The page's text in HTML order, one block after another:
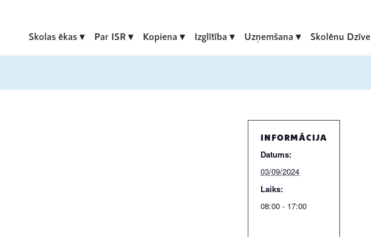
Skolas ēkas Par ISR Kopiena Izglītība Uzņemšana Skolēnu Dzīve
INFORMĀCIJA
Datums:
03/09/2024
Laiks:
08:00 - 17:00